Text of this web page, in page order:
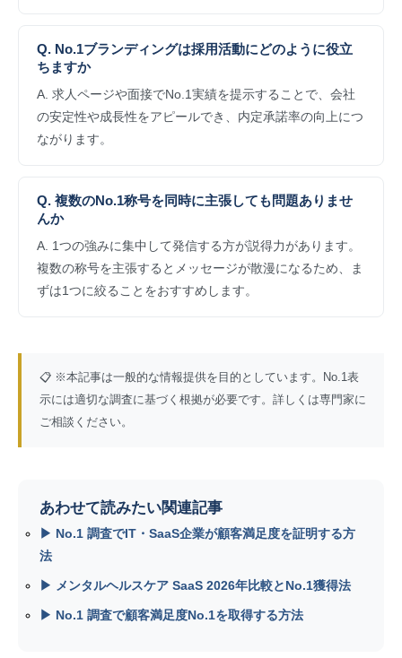
Q. No.1ブランディングは採用活動にどのように役立
ちますか
A. 求人ページや面接でNo.1実績を提示することで、会社
の安定性や成長性をアピールでき、内定承諾率の向上につ
ながります。
Q. 複数のNo.1称号を同時に主張しても問題ありませ
んか
A. 1つの強みに集中して発信する方が説得力があります。
複数の称号を主張するとメッセージが散漫になるため、ま
ずは1つに絞ることをおすすめします。
📋 ※本記事は一般的な情報提供を目的としています。No.1表
示には適切な調査に基づく根拠が必要です。詳しくは専門家に
ご相談ください。
あわせて読みたい関連記事
▶ No.1 調査でIT・SaaS企業が顧客満足度を証明する方
法
▶ メンタルヘルスケア SaaS 2026年比較とNo.1獲得法
▶ No.1 調査で顧客満足度No.1を取得する方法